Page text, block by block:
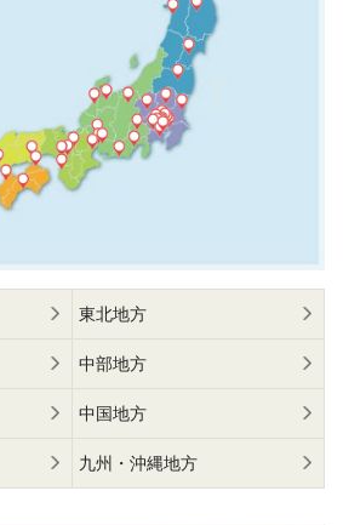
東北地方
中部地方
中国地方
九州・沖縄地方